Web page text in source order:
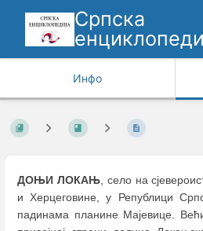
Српска
Инфо
ДОЊИ ЛОКАЊ, село на
и Херцеговине, у Републици
падинама планине Мајевице.